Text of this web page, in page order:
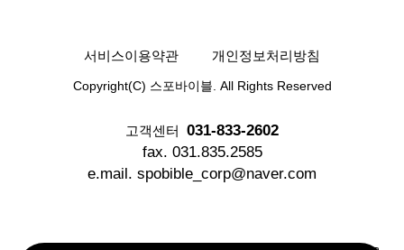
서비스이용약관 개인정보처리방침
Copyright(C) 스포바이블. All Rights Reserved
고객센터 031-833-2602
fax. 031.835.2585
e.mail. spobible_corp@naver.com